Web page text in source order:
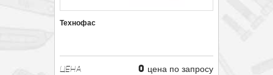
Технофас
ЦЕНА 0 цена по запросу